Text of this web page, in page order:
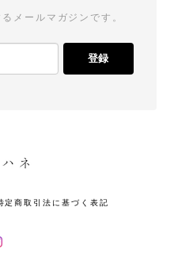
メールマガジンです。
登録
定商取引法に基づく表記